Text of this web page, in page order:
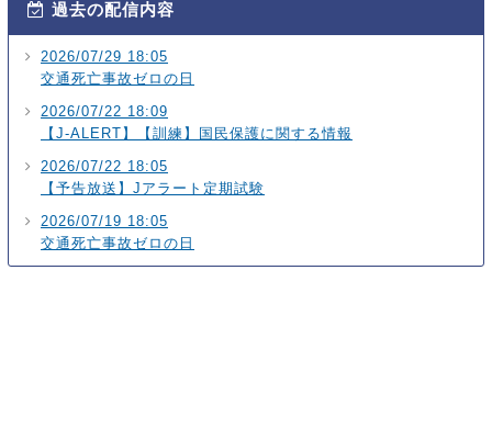
過去の配信内容
2026/07/29 18:05
交通死亡事故ゼロの日
2026/07/22 18:09
【J-ALERT】【訓練】国民保護に関する情報
2026/07/22 18:05
【予告放送】Jアラート定期試験
2026/07/19 18:05
交通死亡事故ゼロの日